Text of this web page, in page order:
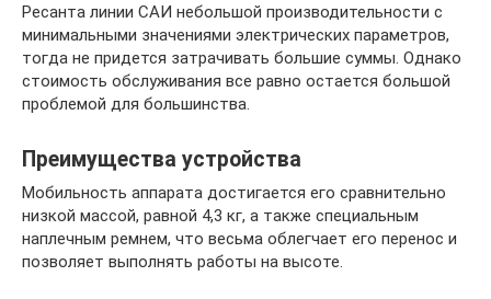
Ресанта линии САИ небольшой производительности с
минимальными значениями электрических параметров,
тогда не придется затрачивать большие суммы. Однако
стоимость обслуживания все равно остается большой
проблемой для большинства.
Преимущества устройства
Мобильность аппарата достигается его сравнительно
низкой массой, равной 4,3 кг, а также специальным
наплечным ремнем, что весьма облегчает его перенос и
позволяет выполнять работы на высоте.